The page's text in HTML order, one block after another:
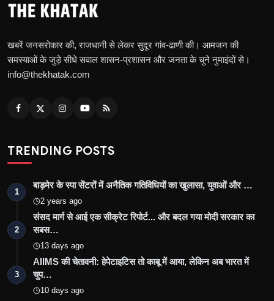
खबरें जनसरोकार की, राजधानी से लेकर सुदूर गांव-ढाणी की। आमजन की
समस्याओं के जुड़े सीधे सवाल शासन-प्रशासन और जनता के चुने नुमाइंदों से।
info@thekhatak.com
TRENDING POSTS
1
बाड़मेर के स्पा सेंटरों में अनैतिक गतिविधियों का खुलासा, युवाओं और …
2 years ago
2
संसद मार्ग से आई एक सीक्रेट रिपोर्ट... और बदल गया मोदी सरकार का
सबस…
13 days ago
3
AIIMS की चेतावनी: हेपेटाइटिस तो काबू में आया, लेकिन अब भारत में
चुप…
10 days ago